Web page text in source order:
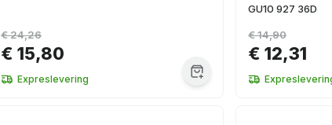
€ 15,80
€ 24,26
Expreslevering
GU10 927 36D
€ 12,31
€ 14,90